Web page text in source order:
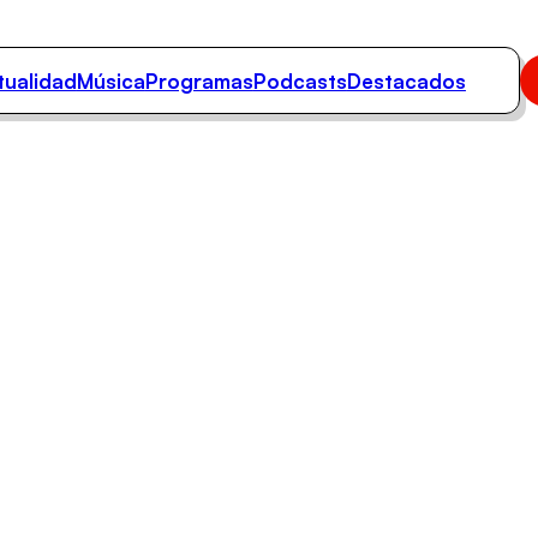
MúsicaProgramasPodcastsDestacados